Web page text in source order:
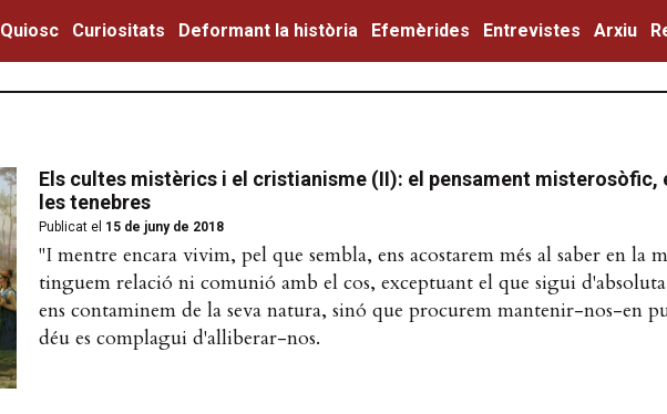
Quiosc Curiositats Deformant la història Efemèrides Entrevistes Arxiu
Els cultes mistèrics i el cristianisme (II): el pensament misterosòfic,
les tenebres
Publicat el 15 de juny de 2018
"I mentre encara vivim, pel que sembla, ens acostarem més al saber en la
tinguem relació ni comunió amb el cos, exceptuant el que sigui
ens contaminem de la seva natura, sinó que procurem mantenir-nos-en
déu es complagui d'alliberar-nos.